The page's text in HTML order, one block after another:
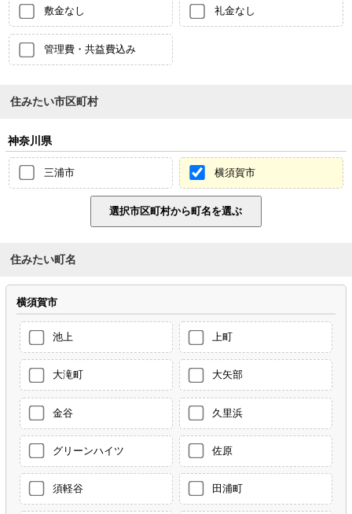
敷金なし 礼金なし
管理費・共益費込み
住みたい市区町村
神奈川県
三浦市 横須賀市
住みたい町名
横須賀市
池上 上町
大滝町 大矢部
金谷 久里浜
グリーンハイツ 佐原
須軽谷 田浦町